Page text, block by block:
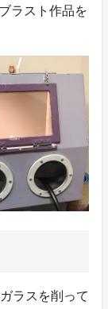
ラスト作品を
ラスを削って